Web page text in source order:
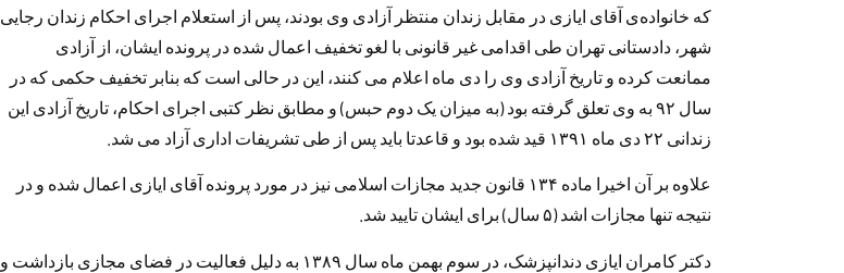
که خانواده‌ی آقای ایازی در مقابل زندان منتظر آزادی وی بودند، پس از استعلام اجرای احکام زندان رجایی
شهر، دادستانی تهران طی اقدامی غیر قانونی با لغو تخفیف اعمال شده در پرونده ایشان، از آزادی
ممانعت کرده و تاریخ آزادی وی را دی ماه اعلام می کنند، این در حالی است که بنابر تخفیف حکمی که در
سال ۹۲ به وی تعلق گرفته بود (به میزان یک دوم حبس) و مطابق نظر کتبی اجرای احکام، تاریخ آزادی این
زندانی ۲۲ دی ماه ۱۳۹۱ قید شده بود و قاعدتا باید پس از طی تشریفات اداری آزاد می شد.
علاوه بر آن اخیرا ماده ۱۳۴ قانون جدید مجازات اسلامی نیز در مورد پرونده آقای ایازی اعمال شده و در
نتیجه تنها مجازات اشد (۵ سال) برای ایشان تایید شد.
دکتر کامران ایازى دندانپزشک، در سوم بهمن ماه سال ١٣٨٩ به دلیل فعالیت در فضاى مجازى بازداشت و